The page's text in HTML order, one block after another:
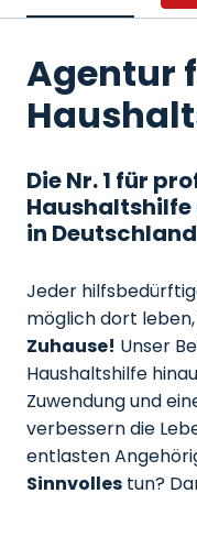
Agentur
Die Nr. 1 für
in
Jeder
möglich dort
Zuhause! Unser
Haushaltshilfe
Zuwendung und
verbessern die
entlasten
Sinnvolles tun?